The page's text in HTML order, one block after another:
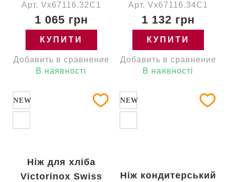
Арт. Vx67116.32C1
1 065 грн
КУПИТИ
Добавить в сравнение
В наявності
Арт. Vx67116.34C1
1 132 грн
КУПИТИ
Добавить в сравнение
В наявності
NEW
Ніж для хліба
Victorinox Swiss
NEW
Ніж кондитерський